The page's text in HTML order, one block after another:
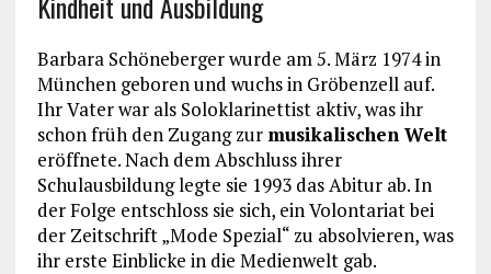
Barbara Schöneberger wurde am 5. März 1974 in
München geboren und wuchs in Gröbenzell auf.
Ihr Vater war als Soloklarinettist aktiv, was ihr
schon früh den Zugang zur musikalischen Welt
eröffnete. Nach dem Abschluss ihrer
Schulausbildung legte sie 1993 das Abitur ab. In
der Folge entschloss sie sich, ein Volontariat bei
der Zeitschrift „Mode Spezial“ zu absolvieren, was
ihr erste Einblicke in die Medienwelt gab.